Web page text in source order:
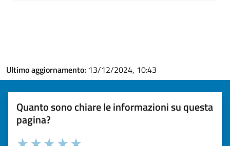
Ultimo aggiornamento: 13/12/2024, 10:43
Quanto sono chiare le informazioni su questa
pagina?
Valuta la chiarezza delle informazioni (da 1 a 5 stelle)
Seleziona il numero di stelle per valutare la chiarezza delle